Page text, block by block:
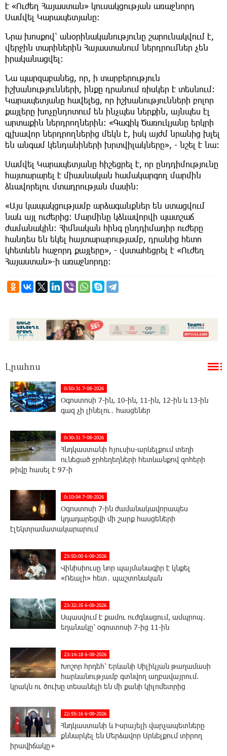
է «Ուժեղ Հայաստան» կուսակցության առաջնորդ
Սամվել Կարապետյանը։
Նրա խոսքով՝ անօրինականությունը շարունակվում է,
վերջին տարիներին Հայաստանում ներդրումներ չեն
իրականացվել։
Նա պարզաբանեց, որ, ի տարբերություն
իշխանությունների, ինքը դրանում ռիսկեր է տեսնում։
Կարապետյանը հավելեց, որ իշխանությունների բոլոր
քայլերը խոչընդոտում են ինչպես ներքին, այնպես էլ
արտաքին ներդրողներին։ «Գագիկ Ծառուկյանը երկրի
գլխավոր ներդրողներից մեկն է, իսկ այժմ նրանից խլել
են անգամ կենդանիների խրտվիլակները», - նշել է նա։
Սամվել Կարապետյանը հիշեցրել է, որ ընդդիմությունը
հայտարարել է միասնական համակարգող մարմին
ձևավորելու մտադրության մասին։
«Այս կապակցությամբ արձագանքներ են ստացվում
նաև այլ ուժերից։ Մարմինը կձևավորվի պատշաճ
ժամանակին։ Հիմնական հինգ ընդդիմադիր ուժերը
հանդես են եկել հայտարարությամբ, դրանից հետո
կհետևեն հաջորդ քայլերը», - վստահեցրել է «Ուժեղ
Հայաստան»-ի առաջնորդը։
Լրահոս
0:50:31 7-08-2026
Օգոստոսի 7-ին, 10-ին, 11-ին, 12-ին և 13-ին
գազ չի լինելու․ հասցեներ
0:30:31 7-08-2026
Հնդկաստանի հյուսիս-արևելքում տեղի
ունեցած ջրհեղեղների հետևանքով զոհերի
թիվը հասել է 97-ի
0:10:04 7-08-2026
Օգոստոսի 7-ին ժամանակավորապես
կդադարեցվի մի շարք հասցեների
էլեկտրամատակարարում
23:50:00 6-08-2026
Վինիսիուսը նոր պայմանագիր է կնքել
«Ռեալի» հետ․ պաշտոնական
23:32:35 6-08-2026
Սպասվում է քամու ուժգնացում, ամպրոպ․
եղանակը՝ օգոստոսի 7-ից 11-ին
23:14:18 6-08-2026
Խոշոր հրդեհ՝ Երևանի Սիլիկյան թաղամասի
հարևանությամբ գտնվող աղբավայրում.
կրակն ու ծուխը տեսանելի են մի քանի կիլոմետրից
22:55:16 6-08-2026
Հնդկաստանի և Իսրայելի վարչապետները
քննարկել են Մերձավոր Արևելքում տիրող
իրավիճակը+